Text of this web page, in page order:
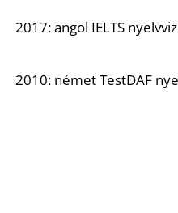
2017: angol IELTS
2010: német TestDAF